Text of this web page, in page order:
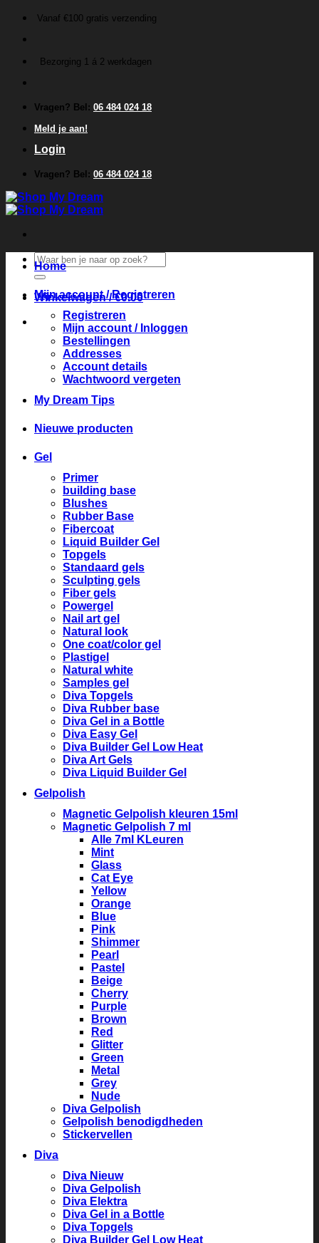
inhoud
Vanaf €100 gratis verzending
Bezorging 1 á 2 werkdagen
Vragen? Bel: 06 484 024 18
Meld je aan!
Login
Vragen? Bel: 06 484 024 18
Zoeken
naar:
Winkelwagen /€0.00
Home
Mijn account / Registreren
Registreren
Mijn account / Inloggen
Bestellingen
Addresses
Account details
Wachtwoord vergeten
My Dream Tips
Nieuwe producten
Gel
Primer
building base
Blushes
Rubber Base
Fibercoat
Liquid Builder Gel
Topgels
Standaard gels
Sculpting gels
Fiber gels
Powergel
Nail art gel
Natural look
One coat/color gel
Plastigel
Natural white
Samples gel
Diva Topgels
Diva Rubber base
Diva Gel in a Bottle
Diva Easy Gel
Diva Builder Gel Low Heat
Diva Art Gels
Diva Liquid Builder Gel
Gelpolish
Magnetic Gelpolish kleuren 15ml
Magnetic Gelpolish 7 ml
Alle 7ml KLeuren
Mint
Glass
Cat Eye
Yellow
Orange
Blue
Pink
Shimmer
Pearl
Pastel
Beige
Cherry
Purple
Brown
Red
Glitter
Green
Metal
Grey
Nude
Diva Gelpolish
Gelpolish benodigdheden
Stickervellen
Diva
Diva Nieuw
Diva Gelpolish
Diva Elektra
Diva Gel in a Bottle
Diva Topgels
Diva Builder Gel Low Heat